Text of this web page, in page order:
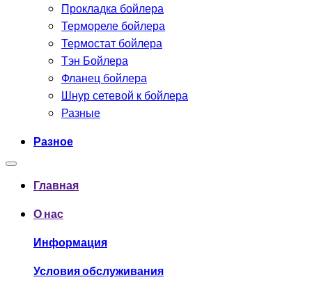
Прокладка бойлера
Термореле бойлера
Термостат бойлера
Тэн Бойлера
Фланец бойлера
Шнур сетевой к бойлера
Разные
Разное
Главная
О нас
Информация
Условия обслуживания